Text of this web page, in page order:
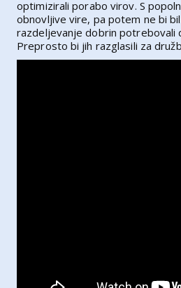
optimizirali porabo virov. S
obnovljive vire, pa potem ne bi
razdeljevanje dobrin potrebovali
Preprosto bi jih razglasili za